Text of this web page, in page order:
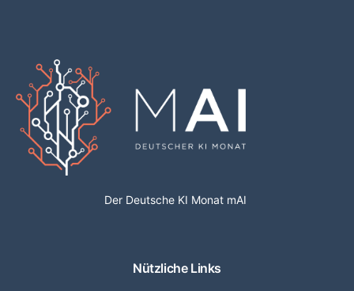
Der Deutsche KI Monat mAI
Nützliche Links